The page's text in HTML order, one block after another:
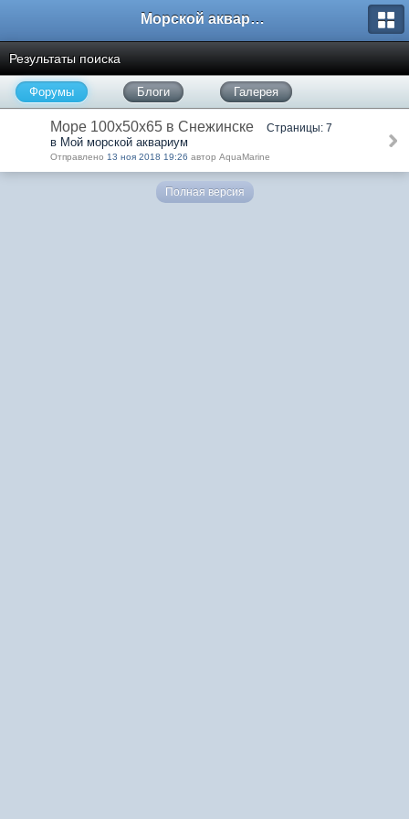
Морской аквариум. Форумы ReefCentral.ru
Результаты поиска
Форумы Блоги Галерея
Море 100х50х65 в Снежинске Страницы: 7
в Мой морской аквариум
Отправлено 13 ноя 2018 19:26 автор AquaMarine
Полная версия